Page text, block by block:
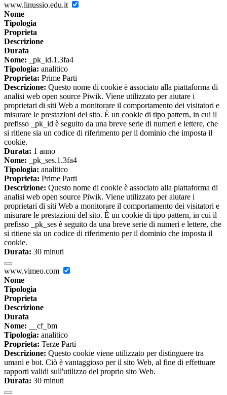
www.linussio.edu.it
Nome
Tipologia
Proprieta
Descrizione
Durata
Nome: _pk_id.1.3fa4
Tipologia: analitico
Proprieta: Prime Parti
Descrizione: Questo nome di cookie è associato alla piattaforma di
analisi web open source Piwik. Viene utilizzato per aiutare i
proprietari di siti Web a monitorare il comportamento dei visitatori e
misurare le prestazioni del sito. È un cookie di tipo pattern, in cui il
prefisso _pk_id è seguito da una breve serie di numeri e lettere, che
si ritiene sia un codice di riferimento per il dominio che imposta il
cookie.
Durata: 1 anno
Nome: _pk_ses.1.3fa4
Tipologia: analitico
Proprieta: Prime Parti
Descrizione: Questo nome di cookie è associato alla piattaforma di
analisi web open source Piwik. Viene utilizzato per aiutare i
proprietari di siti Web a monitorare il comportamento dei visitatori e
misurare le prestazioni del sito. È un cookie di tipo pattern, in cui il
prefisso _pk_ses è seguito da una breve serie di numeri e lettere, che
si ritiene sia un codice di riferimento per il dominio che imposta il
cookie.
Durata: 30 minuti
www.vimeo.com
Nome
Tipologia
Proprieta
Descrizione
Durata
Nome: __cf_bm
Tipologia: analitico
Proprieta: Terze Parti
Descrizione: Questo cookie viene utilizzato per distinguere tra
umani e bot. Ciò è vantaggioso per il sito Web, al fine di effettuare
rapporti validi sull'utilizzo del proprio sito Web.
Durata: 30 minuti